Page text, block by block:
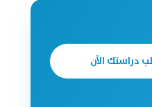
دراستك الآن